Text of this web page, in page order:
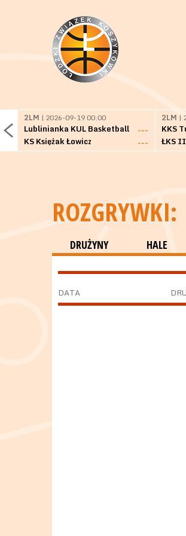
2LM | 2026-09-19 00:00
Lublinianka KUL Basketball
---
KS Księżak Łowicz
---
2LM |
ŁKS
ROZGRYWKI:
DRUŻYNY HALE
DATA